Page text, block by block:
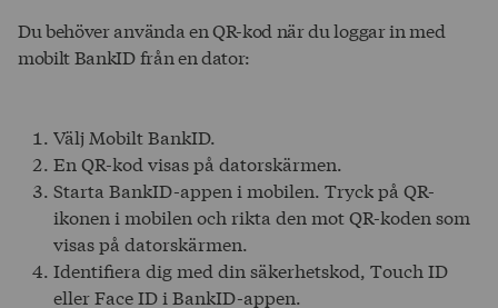
Du behöver använda en QR-kod när du loggar in med
mobilt BankID från en dator:
Välj Mobilt BankID.
En QR-kod visas på datorskärmen.
Starta BankID-appen i mobilen. Tryck på QR-
ikonen i mobilen och rikta den mot QR-koden som
visas på datorskärmen.
Identifiera dig med din säkerhetskod, Touch ID
eller Face ID i BankID-appen.